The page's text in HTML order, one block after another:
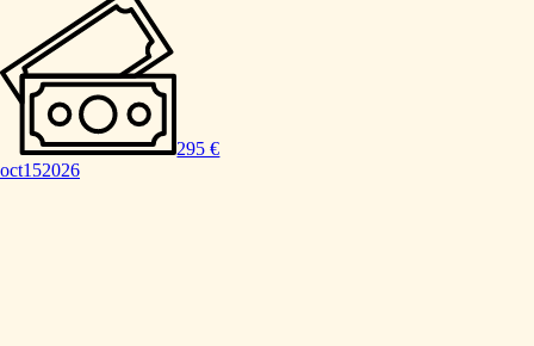
295 €
oct152026